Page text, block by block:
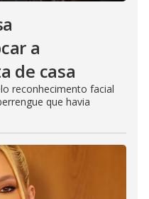
a
de casa
reconhecimento facial
que havia